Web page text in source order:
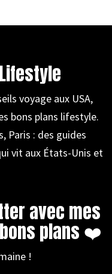
voyage aux USA,
bons plans lifestyle.
Paris : des guides
vit aux États-Unis et
avec mes
plans ❤️
!